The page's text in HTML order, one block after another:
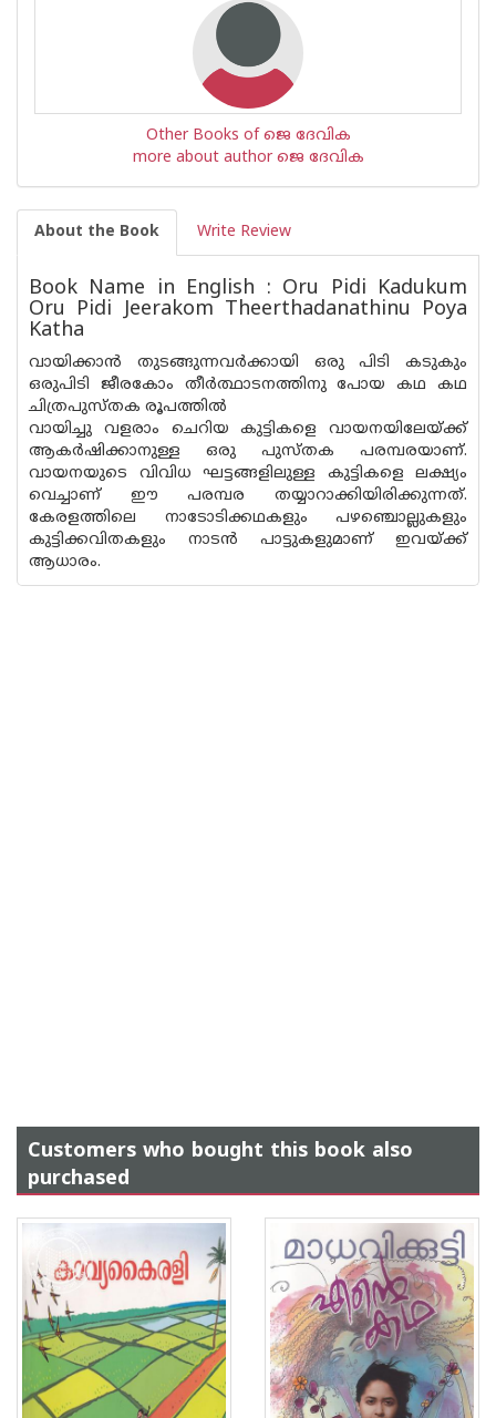
Other Books of ജെ ദേവിക
more about author ജെ ദേവിക
About the Book Write Review
Book Name in English : Oru Pidi Kadukum
Oru Pidi Jeerakom Theerthadanathinu Poya
Katha
വായിക്കാന്‍ തുടങ്ങുന്നവര്‍ക്കായി ഒരു പിടി കടുകും
ഒരുപിടി ജീരകോം തീര്‍ത്ഥാടനത്തിനു പോയ കഥ കഥ
ചിത്രപുസ്തക രൂപത്തില്‍
വായിച്ചു വളരാം ചെറിയ കുട്ടികളെ വായനയിലേയ്ക്ക്
ആകര്‍ഷിക്കാനുള്ള ഒരു പുസ്തക പരമ്പരയാണ്.
വായനയുടെ വിവിധ ഘട്ടങ്ങളിലുള്ള കുട്ടികളെ ലക്ഷ്യം
വെച്ചാണ് ഈ പരമ്പര തയ്യാറാക്കിയിരിക്കുന്നത്.
കേരളത്തിലെ നാടോടിക്കഥകളും പഴഞ്ചൊല്ലുകളും
കുട്ടിക്കവിതകളും നാടന്‍ പാട്ടുകളുമാണ് ഇവയ്ക്ക്
ആധാരം.
Customers who bought this book also
purchased